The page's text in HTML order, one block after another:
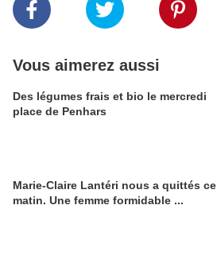
Vous aimerez aussi
Des légumes frais et bio le mercredi
place de Penhars
Marie-Claire Lantéri nous a quittés ce
matin. Une femme formidable ...